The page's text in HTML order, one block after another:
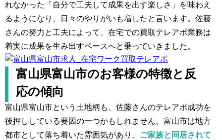
れなかった「自分で工夫して成果を出す楽しさ」を味わえ
るようになり、日々のやりがいも増したと言います。佐藤
さんの努力と工夫によって、在宅での買取テレアポ業務は
着実に成果を生み出すペースへと乗っていきました。
富山県富山市のお客様の特徴と反
応の傾向
富山県富山市という土地柄も、佐藤さんのテレアポ成功を
後押ししている要因の一つかもしれません。富山市は地方
都市として落ち着いた雰囲気があり、
ご家族と同居されて